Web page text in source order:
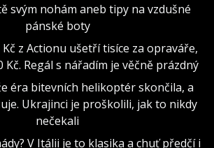
svým nohám aneb tipy na vzdušné
pánské boty
z Actionu ušetří tisíce za opraváře,
Kč. Regál s nářadím je věčně prázdný
éra bitevních helikoptér skončila, a
Ukrajinci je proškolili, jak to nikdy
nečekali
V Itálii je to klasika a chuť předčí i